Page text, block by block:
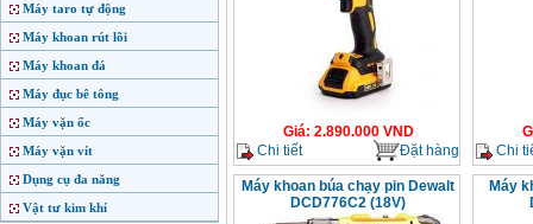
Máy taro tự động
Máy khoan rút lõi
Máy khoan đá
Máy đục bê tông
Máy vặn ốc
Máy vặn vít
Dụng cụ đa năng
Vật tư kim khí
Giá: 2.890.000VND
Chi tiết
Đặt hàng
Chi
Máy khoan búa chạy pin Dewalt
DCD776C2 (18V)
Máy